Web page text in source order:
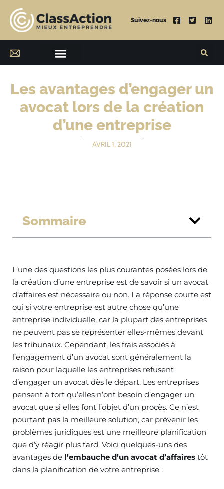
Suivez-nous
Les avantages d’engager un
avocat lors de la création
d’une entreprise
AVRIL 1, 2021
Sommaire
L’une des questions les plus courantes posées lors de
la création d’une entreprise est de savoir si un avocat
d’affaires est nécessaire ou non. La réponse courte est
oui si votre entreprise est autre chose qu’une
entreprise individuelle, car la plupart des entreprises
ne peuvent pas se représenter elles-mêmes devant
les tribunaux. Cependant, les frais associés à
l’engagement d’un avocat sont généralement la
raison pour laquelle les entreprises refusent
d’engager un avocat dès le départ. Les entreprises
pensent à tort qu’elles n’ont besoin d’engager un
avocat que si elles font l’objet d’un procès. Ce n’est
pourtant pas la meilleure solution, car prévenir les
problèmes juridiques est une meilleure planification
que d’y réagir plus tard. Voici quelques-uns des
avantages de l’embauche d’un avocat d’affaires tôt
dans la planification de votre entreprise :